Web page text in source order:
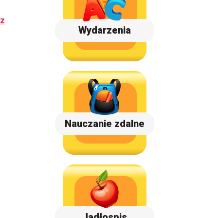
Wydarzenia
Nauczanie zdalne